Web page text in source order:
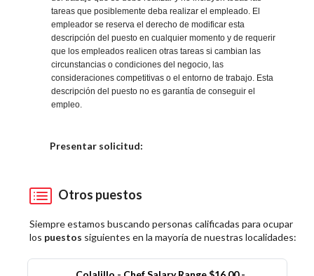
tareas que posiblemente deba realizar el empleado. El
empleador se reserva el derecho de modificar esta
descripción del puesto en cualquier momento y de requerir
que los empleados realicen otras tareas si cambian las
circunstancias o condiciones del negocio, las
consideraciones competitivas o el entorno de trabajo. Esta
descripción del puesto no es garantía de conseguir el
empleo.
Presentar solicitud:
Otros puestos
Siempre estamos buscando personas calificadas para ocupar
los puestos siguientes en la mayoría de nuestras localidades: